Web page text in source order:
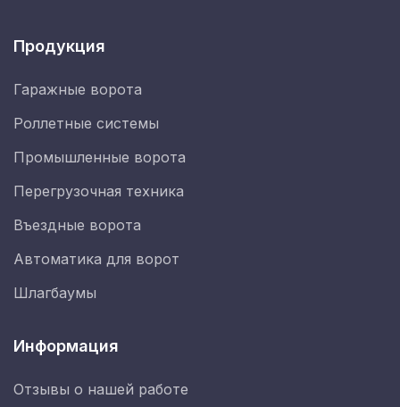
Продукция
Гаражные ворота
Роллетные системы
Промышленные ворота
Перегрузочная техника
Въездные ворота
Автоматика для ворот
Шлагбаумы
Информация
Отзывы о нашей работе